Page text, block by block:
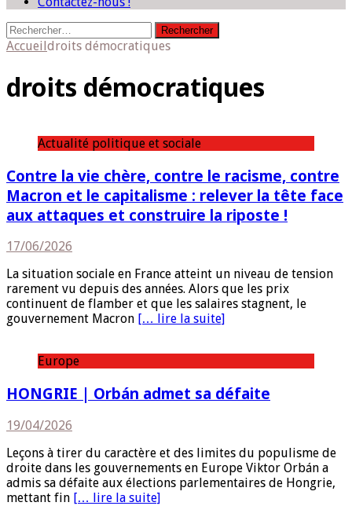
Rechercher :
Accueildroits démocratiques
droits démocratiques
Actualité politique et sociale
Contre la vie chère, contre le racisme, contre
Macron et le capitalisme : relever la tête face
aux attaques et construire la riposte !
17/06/2026
La situation sociale en France atteint un niveau de tension
rarement vu depuis des années. Alors que les prix
continuent de flamber et que les salaires stagnent, le
gouvernement Macron [… lire la suite]
Europe
HONGRIE | Orbán admet sa défaite
19/04/2026
Leçons à tirer du caractère et des limites du populisme de
droite dans les gouvernements en Europe Viktor Orbán a
admis sa défaite aux élections parlementaires de Hongrie,
mettant fin [… lire la suite]